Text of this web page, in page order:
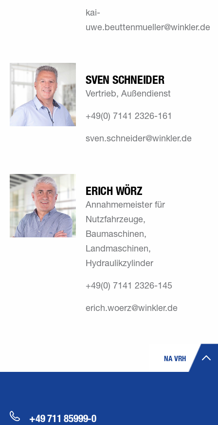
kai-
uwe.beuttenmueller@winkler.de
SVEN SCHNEIDER
Vertrieb, Außendienst
+49(0) 7141 2326-161
sven.schneider@winkler.de
ERICH WÖRZ
Annahmemeister für
Nutzfahrzeuge,
Baumaschinen,
Landmaschinen,
Hydraulikzylinder
+49(0) 7141 2326-145
erich.woerz@winkler.de
NA VRH
+49 711 85999-0